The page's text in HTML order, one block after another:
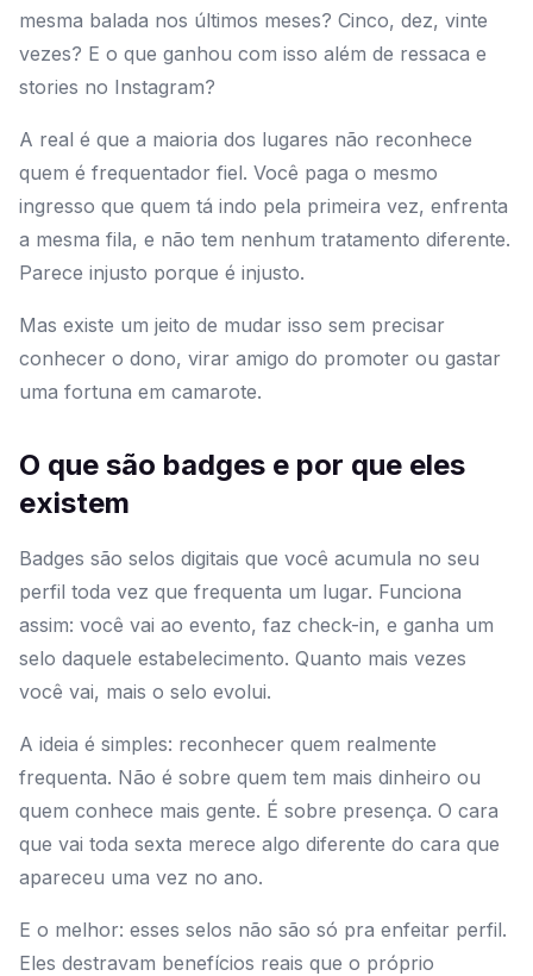
mesma balada nos últimos meses? Cinco, dez, vinte
vezes? E o que ganhou com isso além de ressaca e
stories no Instagram?
A real é que a maioria dos lugares não reconhece
quem é frequentador fiel. Você paga o mesmo
ingresso que quem tá indo pela primeira vez, enfrenta
a mesma fila, e não tem nenhum tratamento diferente.
Parece injusto porque é injusto.
Mas existe um jeito de mudar isso sem precisar
conhecer o dono, virar amigo do promoter ou gastar
uma fortuna em camarote.
O que são badges e por que eles
existem
Badges são selos digitais que você acumula no seu
perfil toda vez que frequenta um lugar. Funciona
assim: você vai ao evento, faz check-in, e ganha um
selo daquele estabelecimento. Quanto mais vezes
você vai, mais o selo evolui.
A ideia é simples: reconhecer quem realmente
frequenta. Não é sobre quem tem mais dinheiro ou
quem conhece mais gente. É sobre presença. O cara
que vai toda sexta merece algo diferente do cara que
apareceu uma vez no ano.
E o melhor: esses selos não são só pra enfeitar perfil.
Eles destravam benefícios reais que o próprio